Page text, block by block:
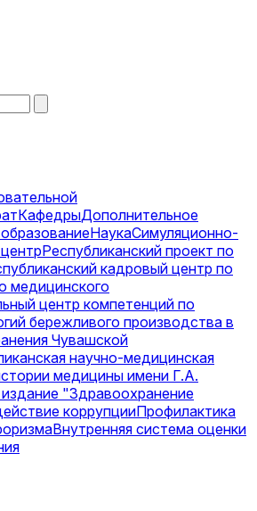
КафедрыДополнительное
НаукаСимуляционно-
Республиканский проект по
кадровый центр по
медицинского
центр компетенций по
бережливого производства в
Чувашской
научно-медицинская
медицины имени Г.А.
"Здравоохранение
коррупцииПрофилактика
Внутренняя система оценки